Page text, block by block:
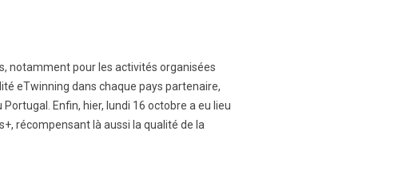
notamment pour les activités organisées
eTwinning dans chaque pays partenaire,
Enfin, hier, lundi 16 octobre a eu lieu
récompensant là aussi la qualité de la